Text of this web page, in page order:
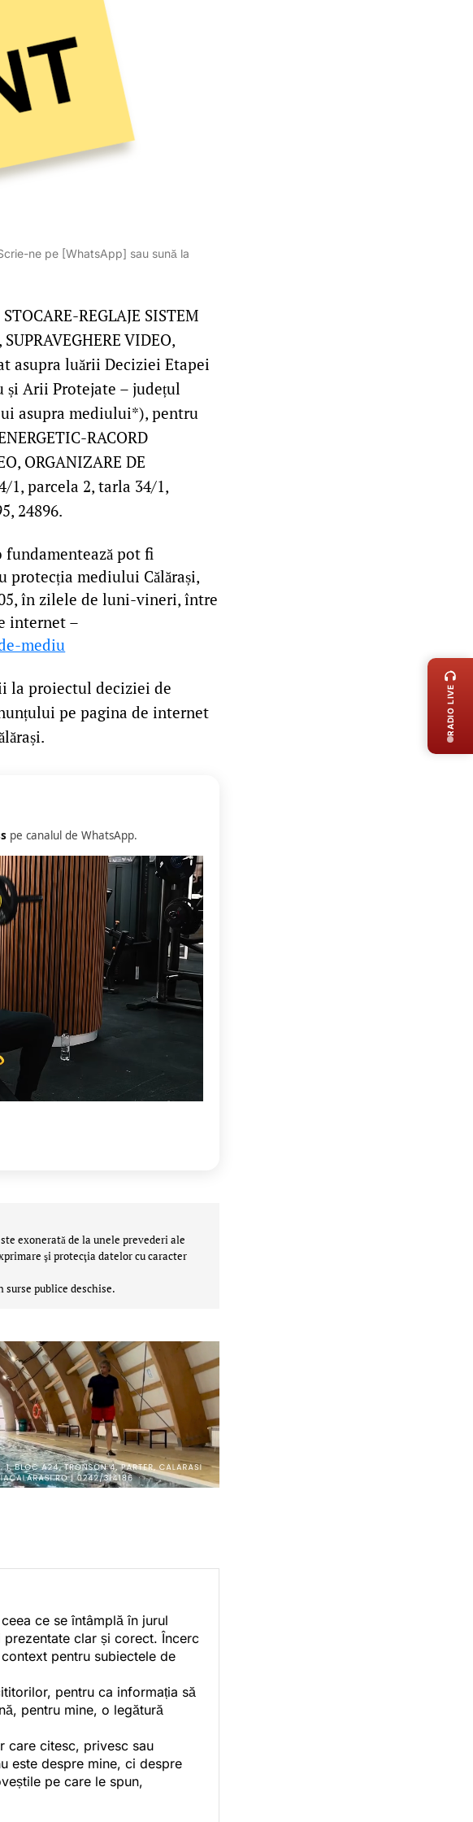
ne pe [WhatsApp] sau sună la
REGLAJE SISTEM
VIDEO,
asupra luării Deciziei Etapei
și Arii Protejate – județul
asupra mediului*), pentru
RACORD
ORGANIZARE DE
1, parcela 2, tarla 34/1,
24896.
pot fi
mediului Călărași,
în zilele de luni-vineri, între
internet –
mediu
la proiectul deciziei de
pe pagina de internet
pe canalul de WhatsApp.
exonerată de la unele prevederi ale
şi protecţia datelor cu caracter
publice deschise.
ce se întâmplă în jurul
clar și corect. Încerc
pentru subiectele de
pentru ca informația să
pentru mine, o legătură
care citesc, privesc sau
este despre mine, ci despre
pe care le spun,
RADIO LIVE